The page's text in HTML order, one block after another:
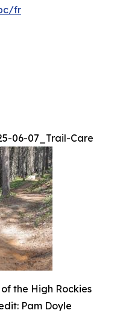
fr
06-07_Trail-Care
the High Rockies
Pam Doyle